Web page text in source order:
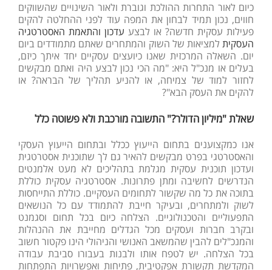
כיום לאור התחרות ההולכת וגוברת ולאור השינויים שהשווקים
חווים, נכון תמיד לבחון את המפה עוד לפני ההחלטה להקים
פעילות עסקית חדשה? או לבצע עדכון והתאמת האסטרטגיה
העסקית למציאות של השוק והמתחרים שאתם מתמודדים ביום
יום. השאלה המרכזית שאנו כיועצים עסקיים יחד איתך כיזם,
בעלים או מנכ"ל היא: "מה הכי נכון לבצע היה ואתם מבקשים
לחזור למוד של צמיחה, או להניע תהליך של הבראה? או
להקים את העסק הבא"?
שאלת "מיליון הדולר?" התשובה מורכבת ולא פשוטה כלל
אנו כמקצוענים בתחום הייעוץ ככלל ובתחום הייעוץ העסקי
והאסטרטגי בפרט מבקשים להאיר גם לך שתוכנית אסטרטגית
ועדכון תוכנית עסקית מגלמת בתהליכים לא מעט אלמנטים
הנדרשים לחשיבה ומתן פתרונות. אסטרטגיה עסקית כוללת
בתוכה את כל מה שקשור לתחומים העסקיים. כוללת התייחסות
לשוק ולמתחרים, ובעיקר חייבת להתמודד עם כל הנושאים
התפעוליים והטכנולוגיים. הצלחה כיום בכל תחום וסגמנט
ובקרב חברות ועסקים מכל הגדלים מחייבת את ההנהלות
והמנכ"לים להבין שהמשאב האנושי והניהולי הינו פקטור חשוב
בכל הצלחה. יש לטפח אותו ולבנות בעבורו סביבת עבודה
המקדשת תקשורת אפקטיבית, פתיחות ואפשרויות התפתחות